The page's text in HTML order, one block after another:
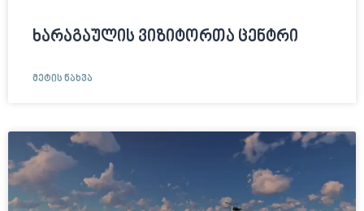
ხარაგაულის ვიზიტორთა ცენტრი
ᲛᲔᲢᲘᲡ ᲜᲐᲮᲕᲐ